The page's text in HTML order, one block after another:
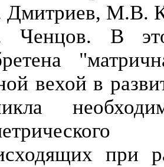
М.В.
Ченцов. В
вехой в
при